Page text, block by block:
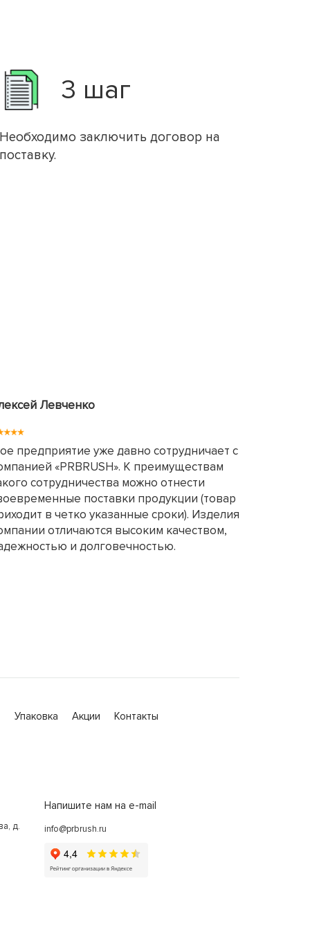
3 шаг
Необходимо заключить договор на
поставку.
Левченко
предприятие уже давно сотрудничает с
«PRBRUSH». К преимуществам
сотрудничества можно отнести
поставки продукции (товар
в четко указанные сроки). Изделия
отличаются высоким качеством,
и долговечностью.
Упаковка Акции Контакты
д.
Напишите нам на e-mail
info@prbrush.ru